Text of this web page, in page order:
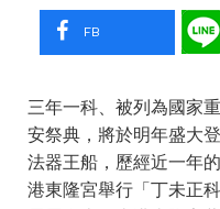
FB
三年一科、被列為國家
安祭典，將於明年盛大
法器王船，歷經近一年
港東隆宮舉行「丁未正